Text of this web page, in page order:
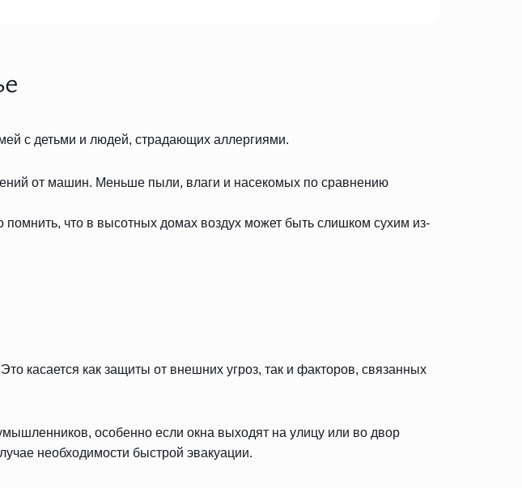
с детьми и людей, страдающих аллергиями.
от машин. Меньше пыли, влаги и насекомых по сравнению
что в высотных домах воздух может быть слишком сухим из-
касается как защиты от внешних угроз, так и факторов, связанных
особенно если окна выходят на улицу или во двор
необходимости быстрой эвакуации.